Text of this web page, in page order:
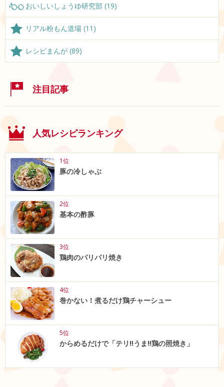
おいしいしょうゆ研究部 (19)
リアル粉もん道場 (11)
レシピまんが (89)
注目記事
人気レシピランキング
1位
豚の冷しゃぶ
2位
基本の酢豚
3位
鶏肉のパリパリ焼き
4位
巻かない！煮るだけ鶏チャーシュー
5位
からめるだけで「テリ‼うま‼鶏の照焼き」